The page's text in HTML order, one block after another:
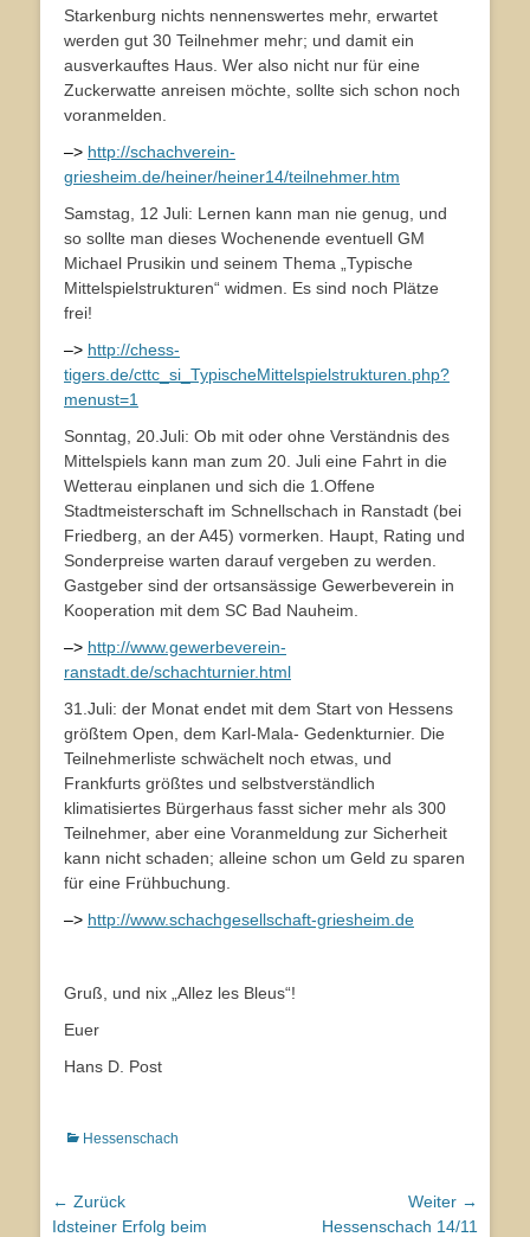
Starkenburg nichts nennenswertes mehr, erwartet
werden gut 30 Teilnehmer mehr; und damit ein
ausverkauftes Haus. Wer also nicht nur für eine
Zuckerwatte anreisen möchte, sollte sich schon noch
voranmelden.
–> http://schachverein-
griesheim.de/heiner/heiner14/teilnehmer.htm
Samstag, 12 Juli: Lernen kann man nie genug, und
so sollte man dieses Wochenende eventuell GM
Michael Prusikin und seinem Thema „Typische
Mittelspielstrukturen“ widmen. Es sind noch Plätze
frei!
–> http://chess-
tigers.de/cttc_si_TypischeMittelspielstrukturen.php?
menust=1
Sonntag, 20.Juli: Ob mit oder ohne Verständnis des
Mittelspiels kann man zum 20. Juli eine Fahrt in die
Wetterau einplanen und sich die 1.Offene
Stadtmeisterschaft im Schnellschach in Ranstadt (bei
Friedberg, an der A45) vormerken. Haupt, Rating und
Sonderpreise warten darauf vergeben zu werden.
Gastgeber sind der ortsansässige Gewerbeverein in
Kooperation mit dem SC Bad Nauheim.
–> http://www.gewerbeverein-
ranstadt.de/schachturnier.html
31.Juli: der Monat endet mit dem Start von Hessens
größtem Open, dem Karl-Mala- Gedenkturnier. Die
Teilnehmerliste schwächelt noch etwas, und
Frankfurts größtes und selbstverständlich
klimatisiertes Bürgerhaus fasst sicher mehr als 300
Teilnehmer, aber eine Voranmeldung zur Sicherheit
kann nicht schaden; alleine schon um Geld zu sparen
für eine Frühbuchung.
–> http://www.schachgesellschaft-griesheim.de
Gruß, und nix „Allez les Bleus“!
Euer
Hans D. Post
Kategorien
Hessenschach
Beitragsnavigation
← Zurück
Vorhergehender
Idsteiner Erfolg beim
Weiter →
NächsterHessenschach 14/11